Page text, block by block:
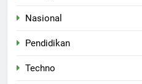
Nasional
Pendidikan
Techno